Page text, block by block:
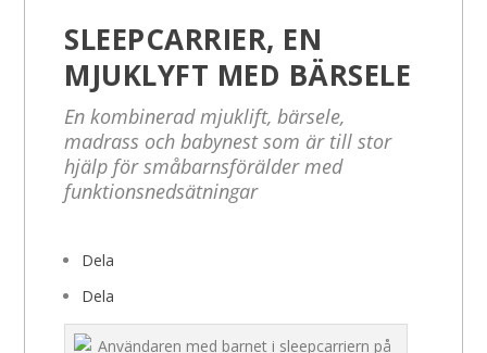
SLEEPCARRIER, EN
MJUKLYFT MED BÄRSELE
En kombinerad mjuklift, bärsele,
madrass och babynest som är till stor
hjälp för småbarnsförälder med
funktionsnedsätningar
Dela
Dela